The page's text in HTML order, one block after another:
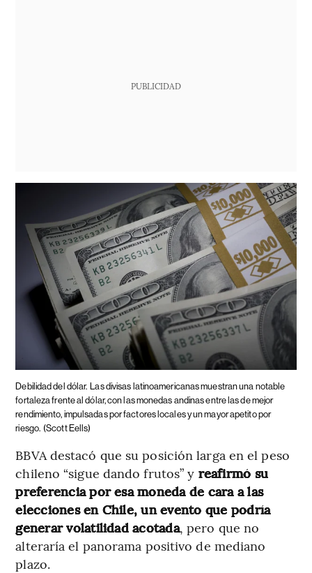
PUBLICIDAD
Debilidad del dólar.
Las divisas latinoamericanas muestran una notable
fortaleza frente al dólar, con las monedas andinas entre las de mejor
rendimiento, impulsadas por factores locales y un mayor apetito por
riesgo. (Scott Eells)
BBVA destacó que su posición larga en el peso
chileno “sigue dando frutos” y reafirmó su
preferencia por esa moneda de cara a las
elecciones en Chile, un evento que podría
generar volatilidad acotada, pero que no
alteraría el panorama positivo de mediano
plazo.